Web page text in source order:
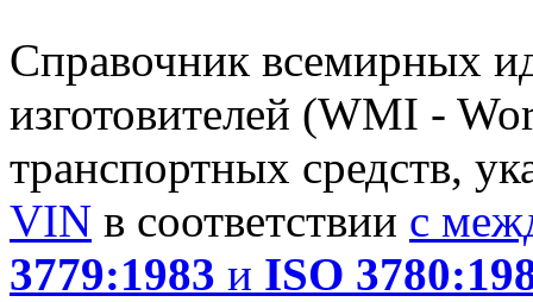
Справочник всемирных
изготовителей (WMI -
транспортных средств,
VIN в соответствии с
3779:1983 и ISO